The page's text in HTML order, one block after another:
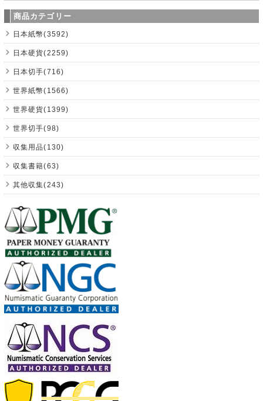
商品カテゴリー
日本紙幣(3592)
日本硬貨(2259)
日本切手(716)
世界紙幣(1566)
世界硬貨(1399)
世界切手(98)
収集用品(130)
収集書籍(63)
其他収集(243)